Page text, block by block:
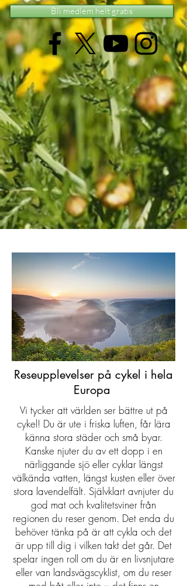
Bli medlem helt gratis
Reseupplevelser på cykel i hela
Europa
Vi tycker att världen ser bättre ut på
cykel! Du är ute i friska luften, får lära
känna stora städer och små byar.
Kanske njuter du av ett dopp i en
närliggande sjö eller cyklar längst
välkända vatten, längst kusten eller över
stora lavendelfält. Självklart avnjuter du
god mat och kvalitetsviner från
regionen du reser genom. Det enda du
behöver tänka på är att cykla och det
är upp till dig i vilken takt det går. Det
spelar ingen roll om du är en livsnjutare
eller van landsvägscyklist, om du reser